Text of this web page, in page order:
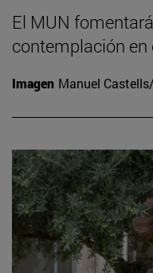
El MUN
contemplación en
Imagen Manuel